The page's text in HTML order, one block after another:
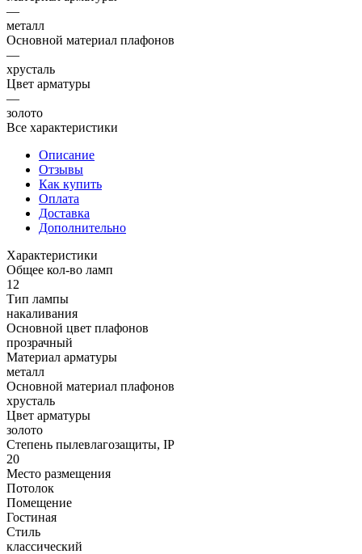
—
металл
Основной материал плафонов
—
хрусталь
Цвет арматуры
—
золото
Все характеристики
Описание
Отзывы
Как купить
Оплата
Доставка
Дополнительно
Характеристики
Общее кол-во ламп
12
Тип лампы
накаливания
Основной цвет плафонов
прозрачный
Материал арматуры
металл
Основной материал плафонов
хрусталь
Цвет арматуры
золото
Степень пылевлагозащиты, IP
20
Место размещения
Потолок
Помещение
Гостиная
Стиль
классический